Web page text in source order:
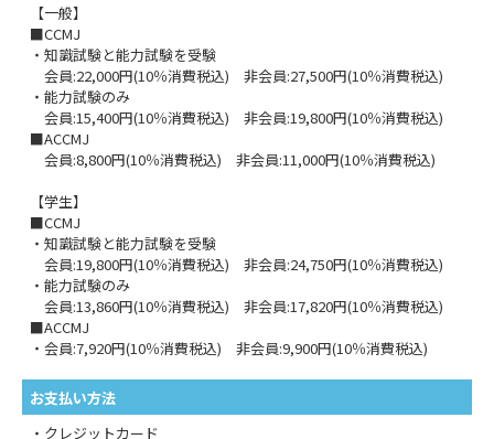
【一般】
■CCMJ
・知識試験と能力試験を受験
会員:22,000円(10％消費税込) 非会員:27,500円(10％消費税込)
・能力試験のみ
会員:15,400円(10％消費税込) 非会員:19,800円(10％消費税込)
■ACCMJ
会員:8,800円(10％消費税込) 非会員:11,000円(10％消費税込)
【学生】
■CCMJ
・知識試験と能力試験を受験
会員:19,800円(10％消費税込) 非会員:24,750円(10％消費税込)
・能力試験のみ
会員:13,860円(10％消費税込) 非会員:17,820円(10％消費税込)
■ACCMJ
・会員:7,920円(10％消費税込) 非会員:9,900円(10％消費税込)
お支払い方法
・クレジットカード